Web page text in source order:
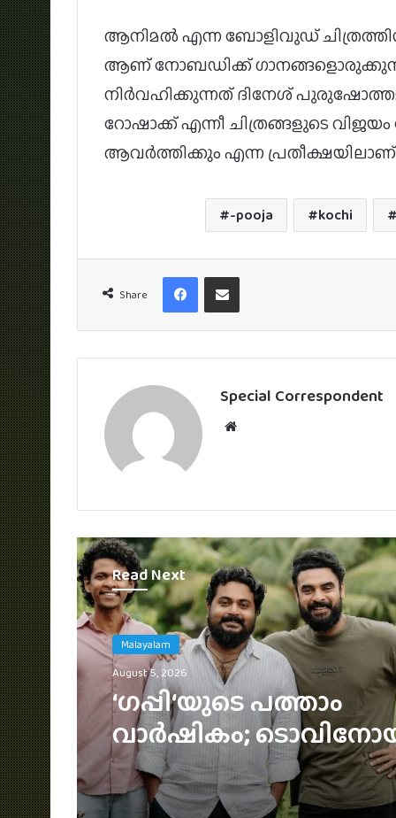
ആനിമൽ എന്ന ബോളിവുഡ്
ആണ് നോബഡിക്ക്
നിർവഹിക്കുന്നത് ദിനേശ്
റോഷാക്ക് എന്നീ ചിത്രങ്ങളുടെ
ആവർത്തിക്കും എന്ന
-pooja kochi
Share
FacebookShare via Email
Special Correspondent
Read Next
Malayalam
August 5, 2026
3 ലക്ഷം വിലവരുന്ന
ജൂഡ് ആന്തണിയ്ക്ക്
മോഹൻലാലിൻറെ
സമ്മാനം